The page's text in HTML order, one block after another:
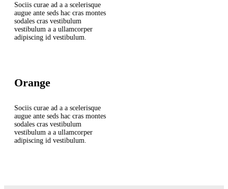
Sociis curae ad a a scelerisque
augue ante seds hac cras montes
sodales cras vestibulum
vestibulum a a ullamcorper
adipiscing id vestibulum.
Orange
Sociis curae ad a a scelerisque
augue ante seds hac cras montes
sodales cras vestibulum
vestibulum a a ullamcorper
adipiscing id vestibulum.